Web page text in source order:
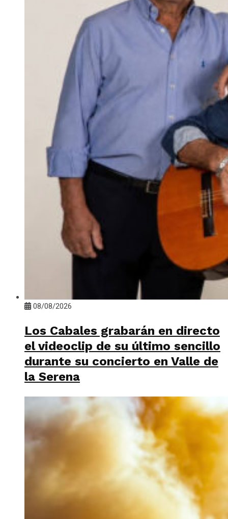
08/08/2026
Los Cabales grabarán en directo
el videoclip de su último sencillo
durante su concierto en Valle de
la Serena